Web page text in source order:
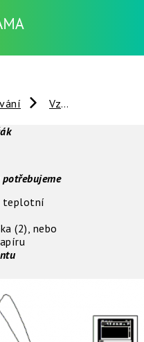
Vzdálené experimenty
teplotní
(2), nebo